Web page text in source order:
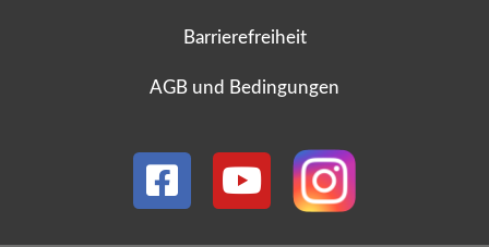
Barrierefreiheit
AGB und Bedingungen